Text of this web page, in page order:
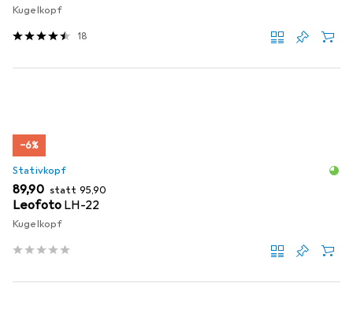
Kugelkopf
18
−6%
Stativkopf
EUR
89,90 statt EUR
95,90
Leofoto LH-22
Kugelkopf